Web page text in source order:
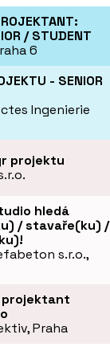
/ STUDENT
6
- SENIOR
Ingenierie
projektu
hledá
/ stavaře(ku) /
s.r.o.,
Praha